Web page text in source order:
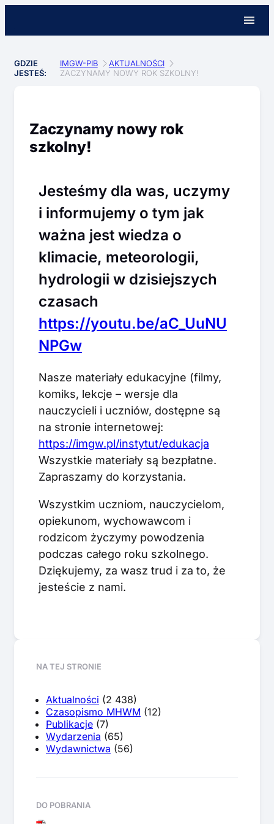
GDZIE
JESTEŚ:
IMGW-PIB
AKTUALNOŚCI
ZACZYNAMY NOWY ROK SZKOLNY!
Zaczynamy nowy rok
szkolny!
Jesteśmy dla was, uczymy
i informujemy o tym jak
ważna jest wiedza o
klimacie, meteorologii,
hydrologii w dzisiejszych
czasach
https://youtu.be/aC_UuNU
NPGw
Nasze materiały edukacyjne (filmy,
komiks, lekcje – wersje dla
nauczycieli i uczniów, dostępne są
na stronie internetowej:
https://imgw.pl/instytut/edukacja
Wszystkie materiały są bezpłatne.
Zapraszamy do korzystania.
Wszystkim uczniom, nauczycielom,
opiekunom, wychowawcom i
rodzicom życzymy powodzenia
podczas całego roku szkolnego.
Dziękujemy, za wasz trud i za to, że
jesteście z nami.
NA TEJ STRONIE
Aktualności (2 438)
Czasopismo MHWM (12)
Publikacje (7)
Wydarzenia (65)
Wydawnictwa (56)
DO POBRANIA